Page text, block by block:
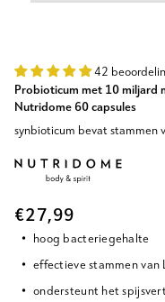
42
Probioticum met 10 miljard
Nutridome 60 capsules
synbioticum bevat stammen
€27,99
hoog bacteriegehalte
effectieve stammen van
ondersteunt het